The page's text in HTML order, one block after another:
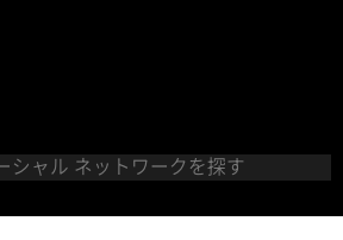
シャル ネットワークを探す